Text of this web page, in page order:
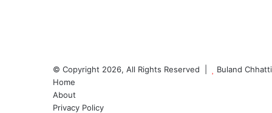
© Copyright 2026, All Rights Reserved |
Buland
Home
About
Privacy Policy